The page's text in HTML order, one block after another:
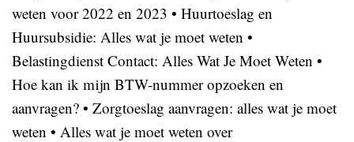
weten voor 2022 en 2023 • Huurtoeslag en
Huursubsidie: Alles wat je moet weten •
Belastingdienst Contact: Alles Wat Je Moet Weten •
Hoe kan ik mijn BTW-nummer opzoeken en
aanvragen? • Zorgtoeslag aanvragen: alles wat je moet
weten • Alles wat je moet weten over